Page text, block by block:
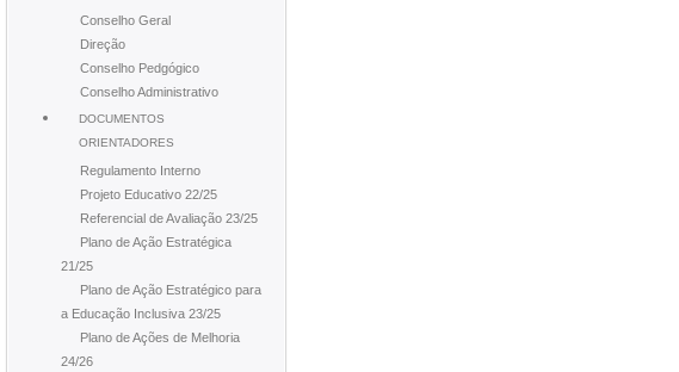
Conselho Geral
Direção
Conselho Pedgógico
Conselho Administrativo
DOCUMENTOS
ORIENTADORES
Regulamento Interno
Projeto Educativo 22/25
Referencial de Avaliação 23/25
Plano de Ação Estratégica
21/25
Plano de Ação Estratégico para
a Educação Inclusiva 23/25
Plano de Ações de Melhoria
24/26